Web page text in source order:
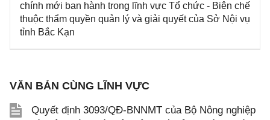
chính mới ban hành trong lĩnh vực Tổ chức - Biên chế
thuộc thẩm quyền quản lý và giải quyết của Sở Nội vụ
tỉnh Bắc Kạn
VĂN BẢN CÙNG LĨNH VỰC
Quyết định 3093/QĐ-BNNMT của Bộ Nông nghiệp